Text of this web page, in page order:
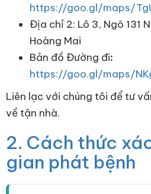
https://goo.gl/maps/
Địa chỉ 2: Lô 3, Ngõ 131
Hoàng Mai
Bản đồ Đường đi:
https://goo.gl/maps/
Liên lạc với chúng tôi để tư
về tận nhà.
2. Cách thức
gian phát bệnh